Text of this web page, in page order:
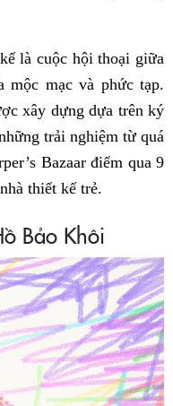
là cuộc hội thoại giữa
mạc và phức tạp.
xây dựng dựa trên ký
trải nghiệm từ quá
Bazaar điểm qua 9
thiết kế trẻ.
Bảo Khôi